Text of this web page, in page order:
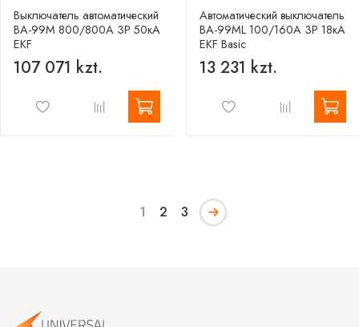
Выключатель автоматический
ВА-99М 800/800А 3P 50кА
EKF
107 071 kzt.
Автоматический выключатель
ВА-99МL 100/160А 3P 18кА
EKF Basic
13 231 kzt.
1 2 3